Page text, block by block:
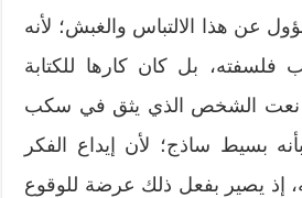
عن هذا الالتباس والغبش؛ لأنه
فلسفته، بل كان كارها للكتابة
نعت الشخص الذي يثق في سكب
بسيط ساذج؛ لأن إيداع الفكر
إذ يصير بفعل ذلك عرضة للوقوع